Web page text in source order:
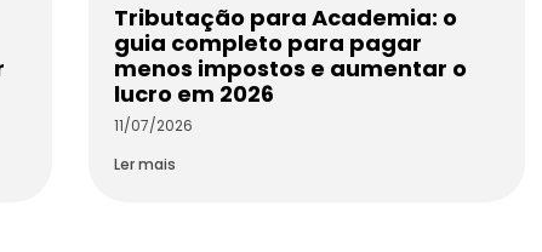
Tributação para Academia: o
guia completo para pagar
menos impostos e aumentar o
lucro em 2026
11/07/2026
Ler mais